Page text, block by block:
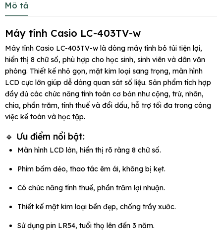
Mô tả
Máy tính Casio LC-403TV-w
Máy tính Casio LC-403TV-w là dòng máy tính bỏ túi tiện lợi,
hiển thị 8 chữ số, phù hợp cho học sinh, sinh viên và dân văn
phòng. Thiết kế nhỏ gọn, mặt kim loại sang trọng, màn hình
LCD cực lớn giúp dễ dàng quan sát số liệu. Sản phẩm tích hợp
đầy đủ các chức năng tính toán cơ bản như cộng, trừ, nhân,
chia, phần trăm, tính thuế và đổi dấu, hỗ trợ tối đa trong công
việc kế toán và học tập.
🔹 Ưu điểm nổi bật:
Màn hình LCD lớn, hiển thị rõ ràng 8 chữ số.
Phím bấm dẻo, thao tác êm ái, không bị kẹt.
Có chức năng tính thuế, phần trăm lợi nhuận.
Thiết kế mặt kim loại bền đẹp, chống trầy xước.
Sử dụng pin LR54, tuổi thọ lên đến 3 năm.